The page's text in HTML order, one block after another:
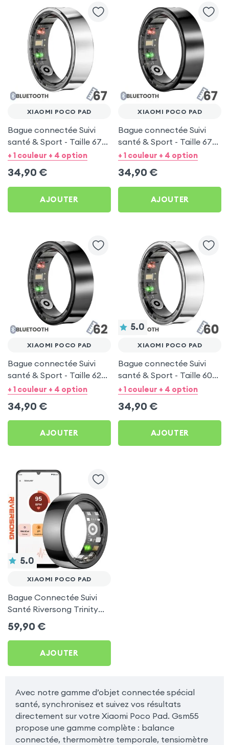
XIAOMI POCO PAD
Bague connectée Suivi
santé & Sport - Taille 67
Argent
+ 1 couleur + 4 option
34,90 €
AJOUTER
XIAOMI POCO PAD
Bague connectée Suivi
santé & Sport - Taille 67
Noir
+ 1 couleur + 4 option
34,90 €
AJOUTER
XIAOMI POCO PAD
Bague connectée Suivi
santé & Sport - Taille 62
Noir
+ 1 couleur + 4 option
34,90 €
AJOUTER
5.0
XIAOMI POCO PAD
Bague connectée Suivi
santé & Sport - Taille 60
Argent
+ 1 couleur + 4 option
34,90 €
AJOUTER
5.0
XIAOMI POCO PAD
Bague Connectée Suivi
Santé Riversong Trinity
Noir - Anneau Connecté
Étanche IP68
59,90 €
AJOUTER
Avec notre gamme d’objet connectée spécial
santé, synchronisez et suivez vos résultats
directement sur votre Xiaomi Poco Pad. Gsm55
propose une gamme complète : balance
connectée, thermomètre temporale, tensiomètre